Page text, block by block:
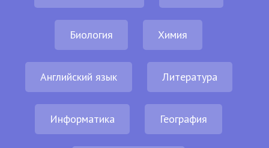
Биология Химия
Английский язык Литература
Информатика География